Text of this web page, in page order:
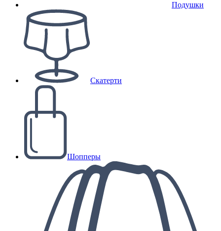
Подушки
Скатерти
Шопперы